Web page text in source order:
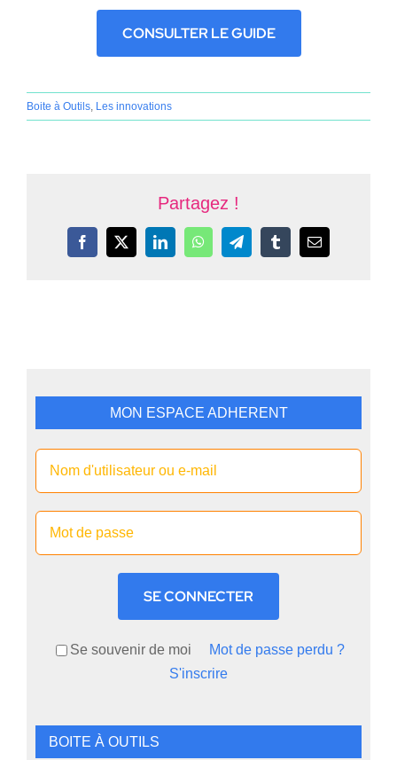
CONSULTER LE GUIDE
Boite à Outils Les innovations
Partagez !
Facebook
X LinkedInWhatsAppTelegramTumblrEmail
MON ESPACE ADHERENT
SE CONNECTER
Se souvenir de moi
Mot de passe perdu ?
S'inscrire
BOITE À OUTILS